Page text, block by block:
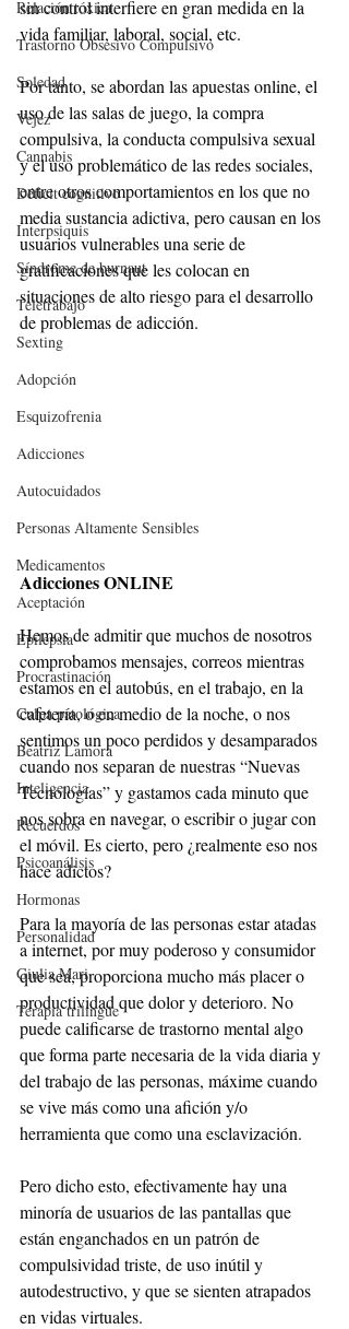
Relación tóxica
Trastorno Obsesivo Compulsivo
Soledad
Vejez
Cannabis
Déficit cognitivo
Interpsiquis
Síndrome de burnaut
Teletrabajo
Sexting
Adopción
Esquizofrenia
Adicciones
Autocuidados
Personas Altamente Sensibles
Medicamentos
Aceptación
Epilepsia
Procrastinación
Culpa patológica
Beatriz Lamora
Inteligencia
Recuerdos
Psicoanálisis
Hormonas
Personalidad
Giulia Mari
Terapia trilingüe
sin control interfiere en gran medida en la
vida familiar, laboral, social, etc.
Por tanto, se abordan las apuestas online, el
uso de las salas de juego, la compra
compulsiva, la conducta compulsiva sexual
y el uso problemático de las redes sociales,
entre otros comportamientos en los que no
media sustancia adictiva, pero causan en los
usuarios vulnerables una serie de
gratificaciones que les colocan en
situaciones de alto riesgo para el desarrollo
de problemas de adicción.
Adicciones ONLINE
Hemos de admitir que muchos de nosotros
comprobamos mensajes, correos mientras
estamos en el autobús, en el trabajo, en la
cafetería, o en medio de la noche, o nos
sentimos un poco perdidos y desamparados
cuando nos separan de nuestras “Nuevas
Tecnologías” y gastamos cada minuto que
nos sobra en navegar, o escribir o jugar con
el móvil. Es cierto, pero ¿realmente eso nos
hace adictos?
Para la mayoría de las personas estar atadas
a internet, por muy poderoso y consumidor
que sea, proporciona mucho más placer o
productividad que dolor y deterioro. No
puede calificarse de trastorno mental algo
que forma parte necesaria de la vida diaria y
del trabajo de las personas, máxime cuando
se vive más como una afición y/o
herramienta que como una esclavización.
Pero dicho esto, efectivamente hay una
minoría de usuarios de las pantallas que
están enganchados en un patrón de
compulsividad triste, de uso inútil y
autodestructivo, y que se sienten atrapados
en vidas virtuales.